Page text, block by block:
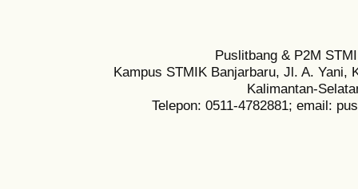
Puslitbang & P2M
Kampus STMIK Banjarbaru, Jl. A. Yani,
Kalimantan-
Telepon: 0511-4782881; email: